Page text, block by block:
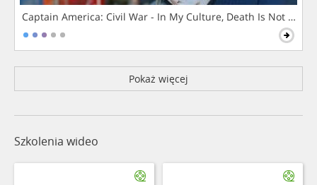
Captain America: Civil War - In My Culture, Death Is Not The
Pokaż więcej
Szkolenia wideo